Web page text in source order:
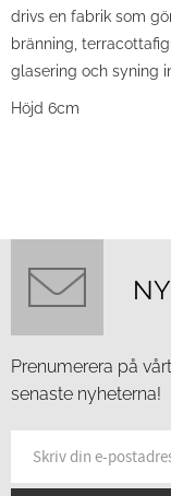
drivs en fabrik som
bränning,
glasering och syning
Höjd 6cm
Prenumerera på
senaste nyheterna!